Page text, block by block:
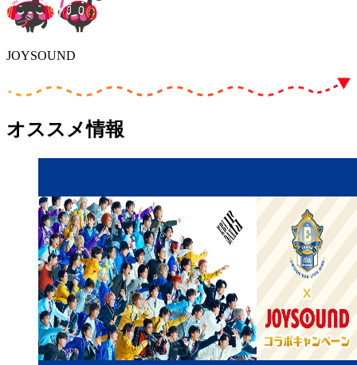
JOYSOUND
オススメ情報